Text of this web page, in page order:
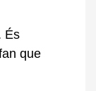
És
que